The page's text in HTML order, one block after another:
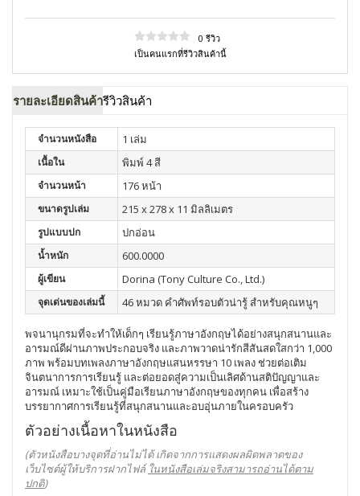
0 รีวิว
เป็นคนแรกที่รีวิวสินค้านี้
รายละเอียดสินค้ารีวิวสินค้า
จำนวนหนังสือ 1 เล่ม
เนื้อใน พิมพ์ 4 สี
จำนวนหน้า 176 หน้า
ขนาดรูปเล่ม 215 x 278 x 11 มิลลิเมตร
รูปแบบปก ปกอ่อน
น้ำหนัก 600.0000
ผู้เขียน Dorina (Tony Culture Co., Ltd.)
จุดเด่นของเล่มนี้ 46 หมวด คำศัพท์รอบตัวน่ารู้ สำหรับคุณหนูๆ
พจนานุกรมที่จะทำให้เด็กๆ เรียนรู้ภาษาอังกฤษได้อย่างสนุกสนานและ
อารมณ์ดีผ่านภาพประกอบจริง และภาพวาดน่ารักสีสันสดใสกว่า 1,000
ภาพ พร้อมบทเพลงภาษาอังกฤษแสนหรรษา 10 เพลง ช่วยต่อเติม
จินตนาการการเรียนรู้ และต่อยอดสู่ความเป็นเลิศด้านสติปัญญาและ
อารมณ์ เหมาะใช้เป็นคู่มือเรียนภาษาอังกฤษของทุกคน เพื่อสร้าง
บรรยากาศการเรียนรู้ที่สนุกสนานและอบอุ่นภายในครอบครัว
ตัวอย่างเนื้อหาในหนังสือ
(ตัวหนังสือบางจุดที่อ่านไม่ได้ เกิดจากการแสดงผลผิดพลาดของ
เว็บไซต์ผู้ให้บริการฝากไฟล์ ในหนังสือเล่มจริงสามารถอ่านได้ตาม
ปกติ)